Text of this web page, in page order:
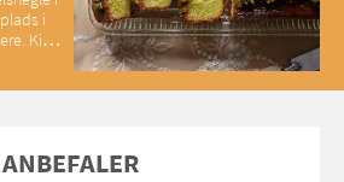
i
Kig
ANBEFALER